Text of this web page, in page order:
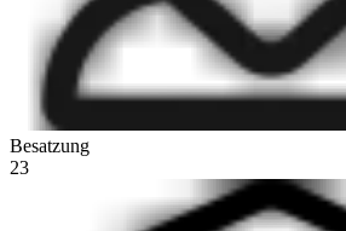
Besatzung
23